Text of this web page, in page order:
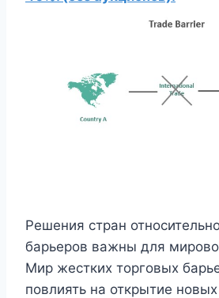
Решения стран
барьеров важны для
Мир жестких торговых
повлиять на открытие